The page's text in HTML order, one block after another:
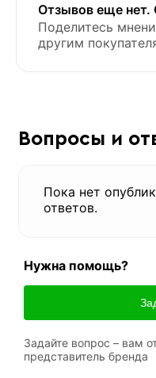
Отзывов еще нет.
Поделитесь
другим
Вопросы и
Пока нет
ответов.
Нужна помощь?
Задайте вопрос – вам
представитель бренда